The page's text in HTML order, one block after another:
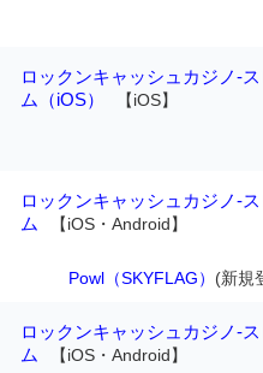
ロックンキャッシュカジノ-
ム（iOS）
【iOS】
ロックンキャッシュカジノ-
ム
【iOS・Android】
Powl（SKYFLAG） (新規
ロックンキャッシュカジノ-
ム
【iOS・Android】